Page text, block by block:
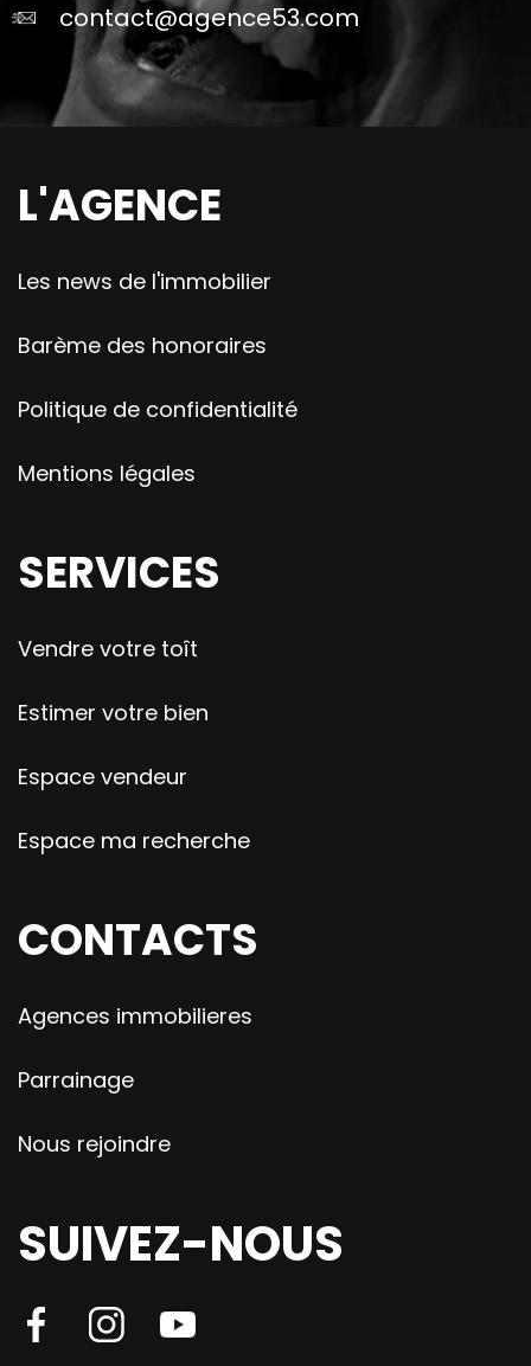
contact@agence53.com
L'AGENCE
Les news de l'immobilier
Barème des honoraires
Politique de confidentialité
Mentions légales
SERVICES
Vendre votre toît
Estimer votre bien
Espace vendeur
Espace ma recherche
CONTACTS
Agences immobilieres
Parrainage
Nous rejoindre
SUIVEZ-NOUS